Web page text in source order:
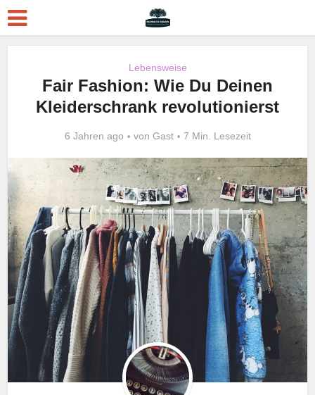
Lebensweise
Fair Fashion: Wie Du Deinen
Kleiderschrank revolutionierst
6 Jahren ago von Gast 7 Min. Lesezeit